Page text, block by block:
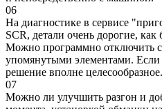
06
На диагностике в сервисе
SCR, детали очень дорогие, как
Можно программно отключить
упомянутыми элементами. Если
решение вполне целесообразное.
07
Можно ли улучшить разгон и